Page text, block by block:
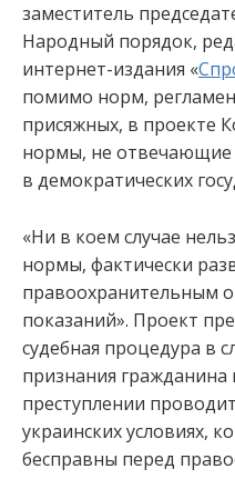
заместитель
Народный порядок,
интернет-издания «
помимо норм,
присяжных, в проекте
нормы, не отвечающие
в демократических
«Ни в коем случае
нормы, фактически
правоохранительным
показаний». Проект
судебная процедура в
признания
преступлении
украинских условиях,
бесправны перед